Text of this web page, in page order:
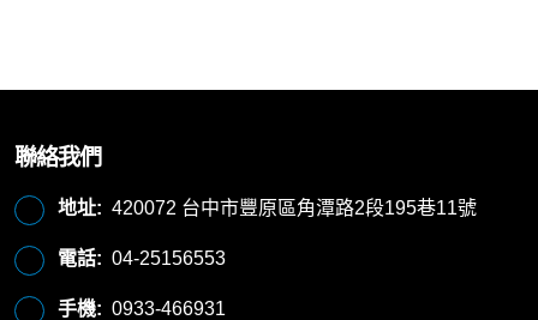
聯絡我們
地址: 420072 台中市豐原區角潭路2段195巷11號
電話: 04-25156553
手機: 0933-466931